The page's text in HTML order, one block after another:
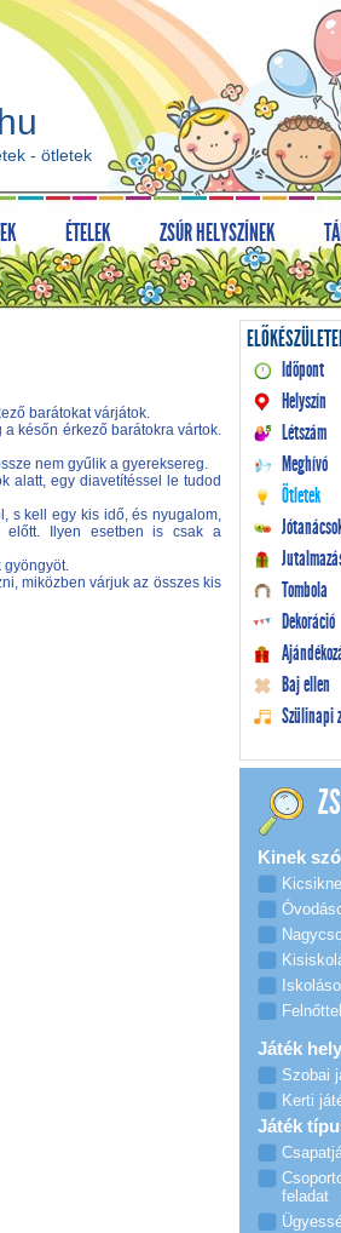
- ötletek
ÉTELEK ZSÚR HELYSZÍNEK
barátokat várjátok.
későn érkező barátokra vártok.
nem gyűlik a gyereksereg.
alatt, egy diavetítéssel le tudod
s kell egy kis idő, és nyugalom,
előtt. Ilyen esetben is csak a
gyöngyöt.
miközben várjuk az összes kis
Időpont
Helyszín
Létszám
Meghívó
Ötletek
Tombola
Dekoráció
Baj ellen
Szülinapi
Kinek
Játék
Szobai
Kerti
Játék
feladat